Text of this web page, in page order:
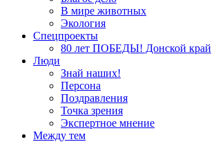
В мире животных
Экология
Спецпроекты
80 лет ПОБЕДЫ! Донской край
Люди
Знай наших!
Персона
Поздравления
Точка зрения
Экспертное мнение
Между тем